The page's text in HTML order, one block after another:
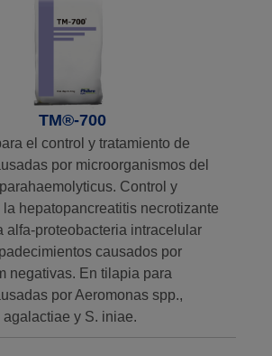
TM®-700
el control y tratamiento de
por microorganismos del
Control y
hepatopancreatitis necrotizante
alfa-proteobacteria intracelular
causados por
negativas. En tilapia para
por Aeromonas spp.,
y S. iniae.